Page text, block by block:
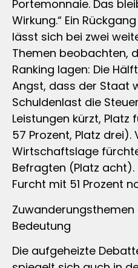
Portemonnaie. Das
Wirkung.“ Ein
lässt sich bei zwei
Themen beobachten,
Ranking lagen: Die
Angst, dass der Staat
Schuldenlast die
Leistungen kürzt, Platz
57 Prozent, Platz
Wirtschaftslage
Befragten (Platz
Furcht mit 51 Prozent
Zuwanderungsthemen
Bedeutung
Die aufgeheizte